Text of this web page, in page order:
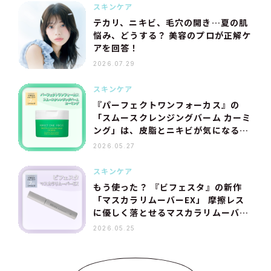
スキンケア
テカリ、ニキビ、毛穴の開き…夏の肌
悩み、どうする？ 美容のプロが正解ケ
アを回答！
2026.07.29
スキンケア
『パーフェクトワンフォーカス』の
「スムースクレンジングバーム カーミ
ング」は、皮脂とニキビが気になる夏
にピッタリ！［大学生のスキンケア7
2026.05.27
スキンケア
もう使った？ 『ビフェスタ』の新作
「マスカラリムーバーEX」 摩擦レス
に優しく落とせるマスカラリムーバー
が発売中！［大学生のスキンケア7日
2026.05.25